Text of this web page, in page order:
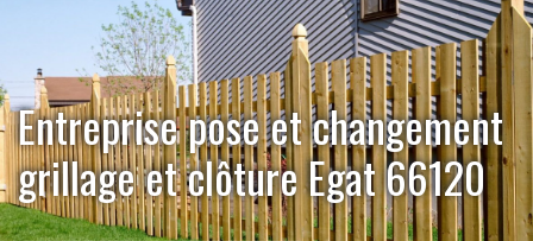
Entreprise pose et changement
grillage et clôture Egat 66120